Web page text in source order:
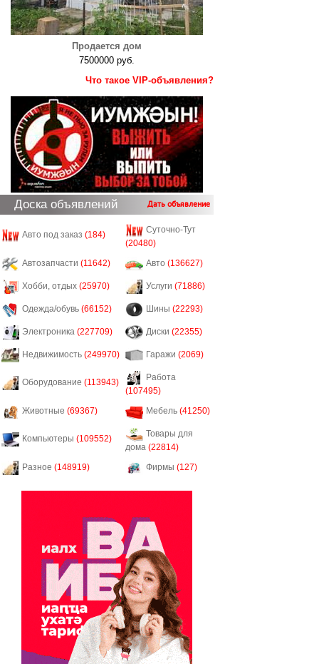
Продается дом
7500000 руб.
Что такое VIP-объявления?
Доска объявлений Дать объявление
Авто под заказ (184)
Суточно-Тут
(20480)
Автозапчасти (11642) Авто (136627)
Хобби, отдых (25970) Услуги (71886)
Одежда/обувь (66152) Шины (22293)
Электроника (227709) Диски (22355)
Недвижимость (249970) Гаражи (2069)
Оборудование (113943)
Работа
(107495)
Животные (69367) Мебель (41250)
Компьютеры (109552)
Товары для
дома (22814)
Разное (148919) Фирмы (127)